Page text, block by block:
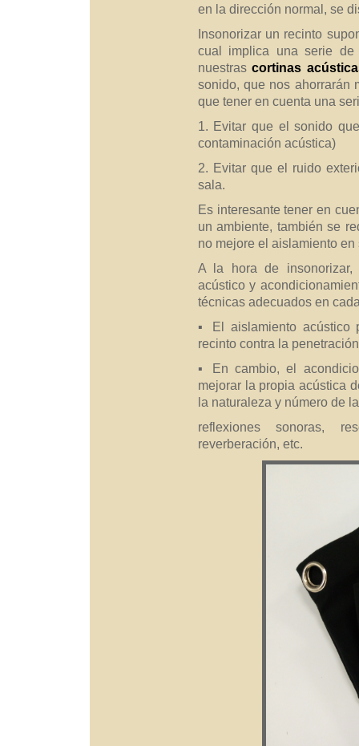
en la dirección normal, se
Insonorizar un recinto
cual implica una serie de
nuestrascortinas
sonido, que nos ahorrarán
que tener en cuenta una
1. Evitar que el sonido
contaminación acústica)
2. Evitar que el ruido
sala.
Es interesante tener en
un ambiente, también se
no mejore el aislamiento en
A la hora de insonorizar,
acústico y
técnicas adecuados en
▪ El aislamiento acústico
recinto contra la
▪ En cambio, el
mejorar la propia acústica
la naturaleza y número de
reflexiones sonoras,
reverberación, etc.